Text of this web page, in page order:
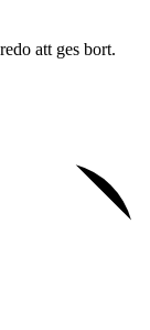
att ges bort.